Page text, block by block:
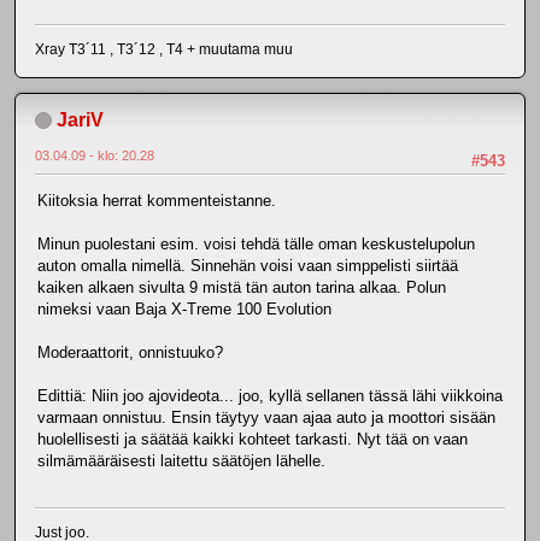
Xray T3´11 , T3´12 , T4 + muutama muu
JariV
#543
03.04.09 - klo: 20.28
Kiitoksia herrat kommenteistanne.
Minun puolestani esim. voisi tehdä tälle oman keskustelupolun
auton omalla nimellä. Sinnehän voisi vaan simppelisti siirtää
kaiken alkaen sivulta 9 mistä tän auton tarina alkaa. Polun
nimeksi vaan Baja X-Treme 100 Evolution
Moderaattorit, onnistuuko?
Edittiä: Niin joo ajovideota... joo, kyllä sellanen tässä lähi viikkoina
varmaan onnistuu. Ensin täytyy vaan ajaa auto ja moottori sisään
huolellisesti ja säätää kaikki kohteet tarkasti. Nyt tää on vaan
silmämääräisesti laitettu säätöjen lähelle.
Just joo.